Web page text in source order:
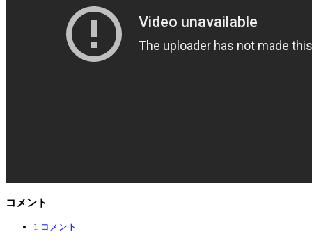
コメント
1 コメント